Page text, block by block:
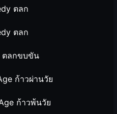
ตลก
ตลก
ตลกขบขัน
ก้าวผ่านวัย
ก้าวพ้นวัย